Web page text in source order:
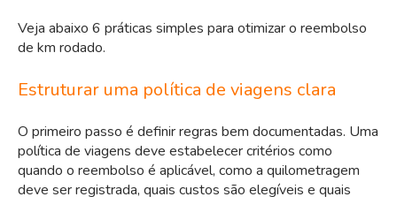
Veja abaixo 6 práticas simples para otimizar o reembolso
de km rodado.
Estruturar uma política de viagens clara
O primeiro passo é definir regras bem documentadas. Uma
política de viagens deve estabelecer critérios como
quando o reembolso é aplicável, como a quilometragem
deve ser registrada, quais custos são elegíveis e quais